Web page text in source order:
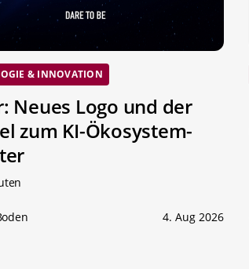
& INNOVATION
Neues Logo und der
zum KI-Ökosystem-
4. Aug 2026